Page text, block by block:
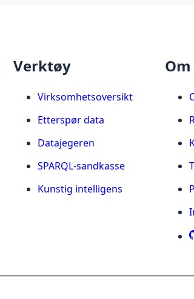
Verktøy
Virksomhetsoversikt
Etterspør data
Datajegeren
SPARQL-sandkasse
Kunstig intelligens